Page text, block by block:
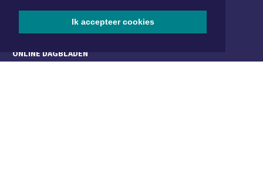
Ik accepteer cookies
ONLINE DAGBLADEN